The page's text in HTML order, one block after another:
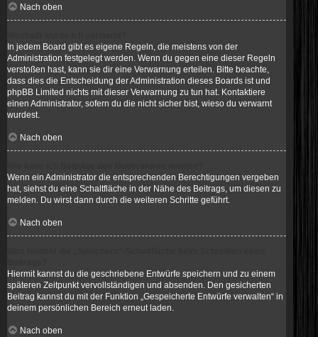
Nach oben
In jedem Board gibt es eigene Regeln, die meistens von der
Administration festgelegt werden. Wenn du gegen eine dieser Regeln
verstoßen hast, kann sie dir eine Verwarnung erteilen. Bitte beachte,
dass dies die Entscheidung der Administration dieses Boards ist und
phpBB Limited nichts mit dieser Verwarnung zu tun hat. Kontaktiere
einen Administrator, sofern du die nicht sicher bist, wieso du verwarnt
wurdest.
Nach oben
Wenn ein Administrator die entsprechenden Berechtigungen vergeben
hat, siehst du eine Schaltfläche in der Nähe des Beitrags, um diesen zu
melden. Du wirst dann durch die weiteren Schritte geführt.
Nach oben
Hiermit kannst du die geschriebene Entwürfe speichern und zu einem
späteren Zeitpunkt vervollständigen und absenden. Den gesicherten
Beitrag kannst du mit der Funktion „Gespeicherte Entwürfe verwalten“ in
deinem persönlichen Bereich erneut laden.
Nach oben